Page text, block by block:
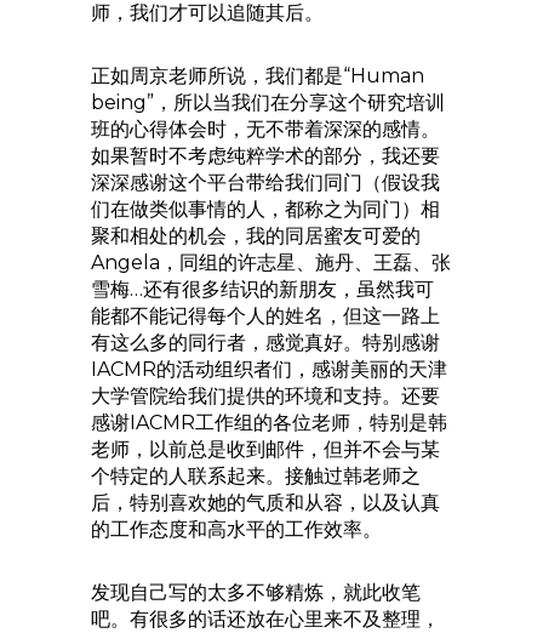
师，我们才可以追随其后。
正如周京老师所说，我们都是“Human
being”，所以当我们在分享这个研究培训
班的心得体会时，无不带着深深的感情。
如果暂时不考虑纯粹学术的部分，我还要
深深感谢这个平台带给我们同门（假设我
们在做类似事情的人，都称之为同门）相
聚和相处的机会，我的同居蜜友可爱的
Angela，同组的许志星、施丹、王磊、张
雪梅…还有很多结识的新朋友，虽然我可
能都不能记得每个人的姓名，但这一路上
有这么多的同行者，感觉真好。特别感谢
IACMR的活动组织者们，感谢美丽的天津
大学管院给我们提供的环境和支持。还要
感谢IACMR工作组的各位老师，特别是韩
老师，以前总是收到邮件，但并不会与某
个特定的人联系起来。接触过韩老师之
后，特别喜欢她的气质和从容，以及认真
的工作态度和高水平的工作效率。
发现自己写的太多不够精炼，就此收笔
吧。有很多的话还放在心里来不及整理，